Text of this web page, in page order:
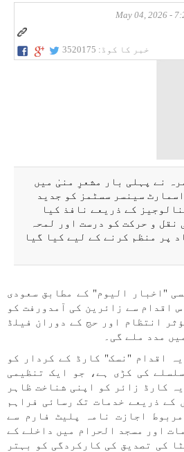
7:23 -
خبر کا کوڈ: 3520175
نے پہلی بار مشعرِ منیٰ میں
سینسر سسٹمز کو جدید
کے ذریعے نافذ کیا
نقل و حرکت کو درست اور لمحہ
پر منظم کرنے کے لیے کیا گیا
"اخبار الیوم" کے مطابق سعودی
اقدام سے زائرین کی آمدورفت کو
انتظام اور حج کے دوران فیلڈ
مدد ملے گی۔
اقدام "نسک" کارڈ کے کردار کو
کی کڑی ہے، جو ایک تنظیمی
کارڈ زائر کو اپنی شناخت ظاہر
کے ذریعے خدمات تک رسائی فراہم
اجازت نامہ پلیٹ فارم سے
اور مسجد الحرام میں داخلے کے
کی تصدیق کی کارکردگی کو بہتر